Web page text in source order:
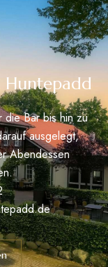
Huntepadd
die Bar bis hin zu
ausgelegt,
Abendessen